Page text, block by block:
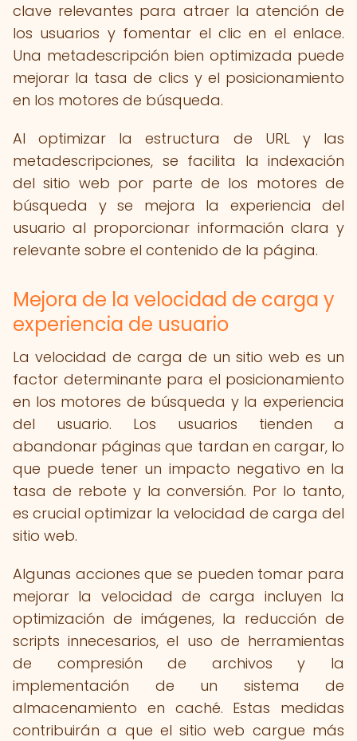
clave relevantes para atraer la atención de
los usuarios y fomentar el clic en el enlace.
Una metadescripción bien optimizada puede
mejorar la tasa de clics y el posicionamiento
en los motores de búsqueda.
Al optimizar la estructura de URL y las
metadescripciones, se facilita la indexación
del sitio web por parte de los motores de
búsqueda y se mejora la experiencia del
usuario al proporcionar información clara y
relevante sobre el contenido de la página.
Mejora de la velocidad de carga y
experiencia de usuario
La velocidad de carga de un sitio web es un
factor determinante para el posicionamiento
en los motores de búsqueda y la experiencia
del usuario. Los usuarios tienden a
abandonar páginas que tardan en cargar, lo
que puede tener un impacto negativo en la
tasa de rebote y la conversión. Por lo tanto,
es crucial optimizar la velocidad de carga del
sitio web.
Algunas acciones que se pueden tomar para
mejorar la velocidad de carga incluyen la
optimización de imágenes, la reducción de
scripts innecesarios, el uso de herramientas
de compresión de archivos y la
implementación de un sistema de
almacenamiento en caché. Estas medidas
contribuirán a que el sitio web cargue más